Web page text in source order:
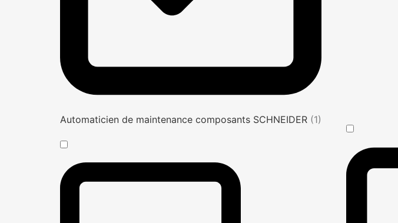
Automaticien de maintenance composants SCHNEIDER (1)